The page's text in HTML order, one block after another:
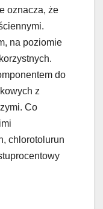
oznacza, że
na poziomie
do
z
Co
chlorotolurun